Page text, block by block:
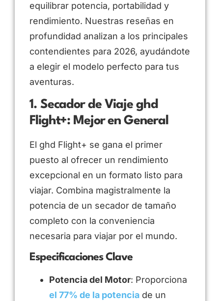
equilibrar potencia, portabilidad y
rendimiento. Nuestras reseñas en
profundidad analizan a los principales
contendientes para 2026, ayudándote
a elegir el modelo perfecto para tus
aventuras.
1. Secador de Viaje ghd
Flight+: Mejor en General
El ghd Flight+ se gana el primer
puesto al ofrecer un rendimiento
excepcional en un formato listo para
viajar. Combina magistralmente la
potencia de un secador de tamaño
completo con la conveniencia
necesaria para viajar por el mundo.
Especificaciones Clave
Potencia del Motor: Proporciona
el 77% de la potencia de un